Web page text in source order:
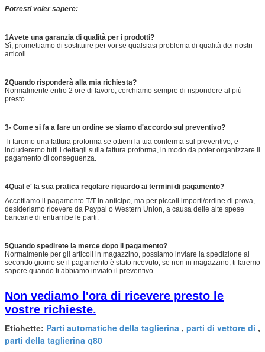
Potresti voler sapere:
1Avete una garanzia di qualità per i prodotti?
Sì, promettiamo di sostituire per voi se qualsiasi problema di qualità dei nostri
articoli.
2Quando risponderà alla mia richiesta?
Normalmente entro 2 ore di lavoro, cerchiamo sempre di rispondere al più
presto.
3- Come si fa a fare un ordine se siamo d'accordo sul preventivo?
Ti faremo una fattura proforma se ottieni la tua conferma sul preventivo, e
includeremo tutti i dettagli sulla fattura proforma, in modo da poter organizzare il
pagamento di conseguenza.
4Qual e' la sua pratica regolare riguardo ai termini di pagamento?
Accettiamo il pagamento T/T in anticipo, ma per piccoli importi/ordine di prova,
desideriamo ricevere da Paypal o Western Union, a causa delle alte spese
bancarie di entrambe le parti.
5Quando spedirete la merce dopo il pagamento?
Normalmente per gli articoli in magazzino, possiamo inviare la spedizione al
secondo giorno se il pagamento è stato ricevuto, se non in magazzino, ti faremo
sapere quando ti abbiamo inviato il preventivo.
Non vediamo l'ora di ricevere presto le
vostre richieste.
Etichette: Parti automatiche della taglierina , parti di vettore di ,
parti della taglierina q80